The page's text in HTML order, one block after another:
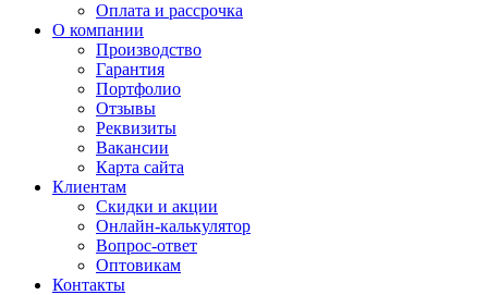
Оплата и рассрочка
О компании
Производство
Гарантия
Портфолио
Отзывы
Реквизиты
Вакансии
Карта сайта
Клиентам
Скидки и акции
Онлайн-калькулятор
Вопрос-ответ
Оптовикам
Контакты